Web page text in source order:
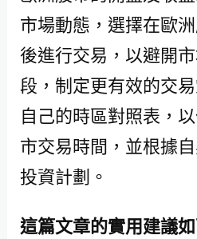
市場動態，選擇在歐
後進行交易，以避開
段，制定更有效的交
自己的時區對照表，
市交易時間，並根據
投資計劃。
這篇文章的實用建議